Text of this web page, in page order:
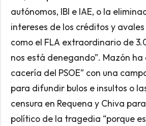
autónomos, IBI e IAE, o la
intereses de los créditos y
como el FLA extraordinario de
nos está denegando”. Mazón ha
cacería del PSOE” con una
para difundir bulos e insultos o
censura en Requena y Chiva
político de la tragedia “porque